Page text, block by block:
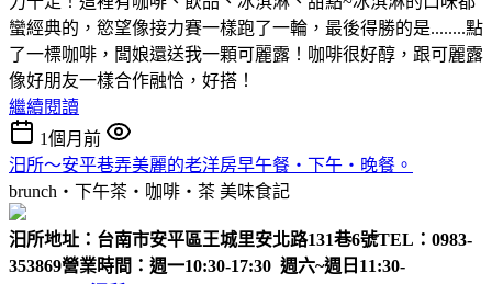
蠻經典的，慾望像接力賽一樣跑了一輪，最後得勝的是........點
了一標咖啡，闆娘還送我一顆可麗露！咖啡很好醇，跟可麗露
像好朋友一樣合作融恰，好搭！
繼續閱讀
1個月前
汨所～安平巷弄美麗的老洋房早午餐‧下午‧晚餐。
brunch‧下午茶‧咖啡‧茶 美味食記
汨所地址：台南市安平區王城里安北路131巷6號TEL：0983-
353869營業時間：週一10:30-17:30 週六~週日11:30-